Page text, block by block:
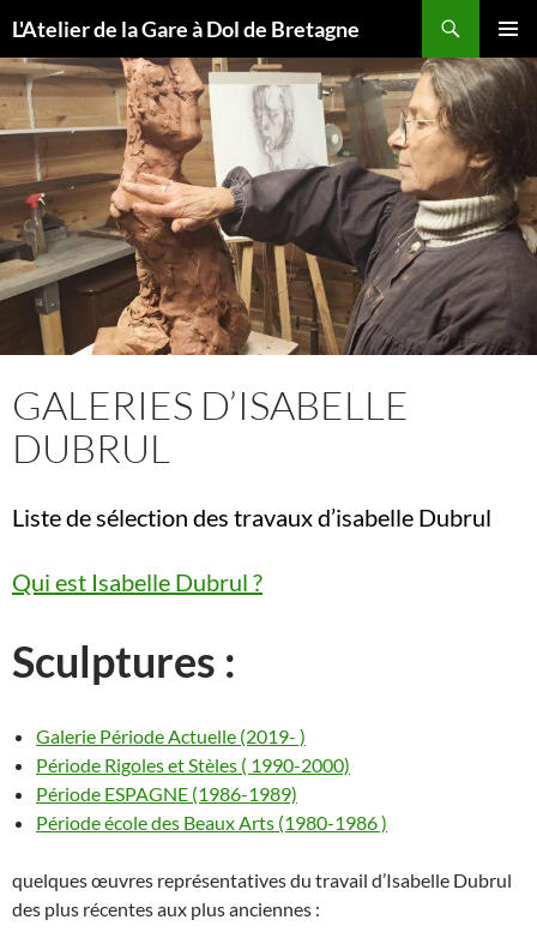
au
contenu
L'Atelier de la Gare à Dol de Bretagne
MENU
GALERIES D’ISABELLE
DUBRUL
Liste de sélection des travaux d’isabelle Dubrul
Qui est Isabelle Dubrul ?
Sculptures :
Galerie Période Actuelle (2019- )
Période Rigoles et Stèles ( 1990-2000)
Période ESPAGNE (1986-1989)
Période école des Beaux Arts (1980-1986 )
quelques œuvres représentatives du travail d’Isabelle Dubrul
des plus récentes aux plus anciennes :